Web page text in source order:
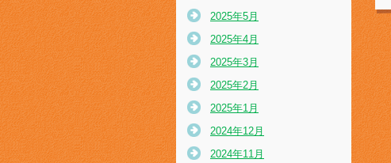
2025年5月
2025年4月
2025年3月
2025年2月
2025年1月
2024年12月
2024年11月